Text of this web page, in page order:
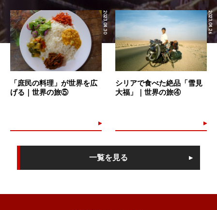
2023.04.30
「庶民の料理」が世界を広
げる｜世界の旅⑤
2023.04.26
シリアで食べた絶品「雪見
大福」｜世界の旅④
一覧を見る